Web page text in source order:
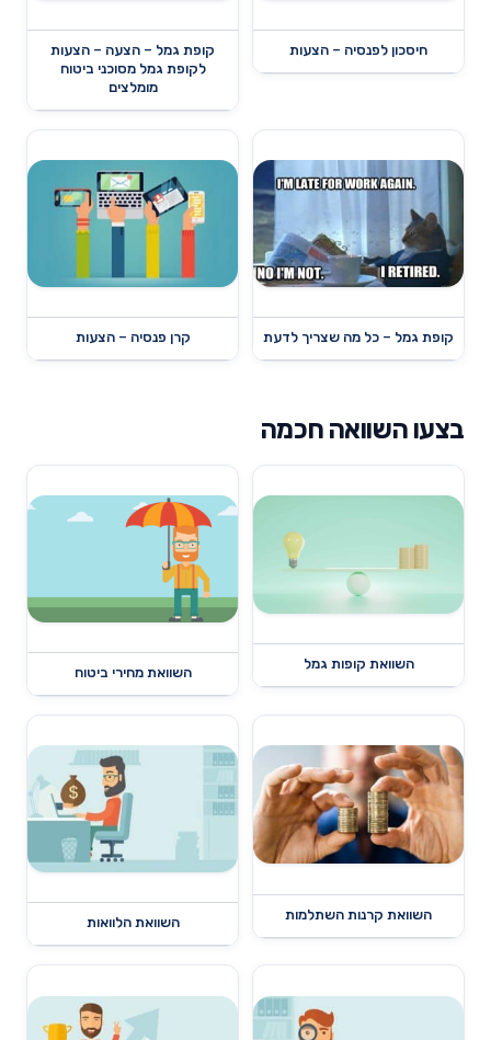
חיסכון לפנסיה – הצעות
קופת גמל – הצעה – הצעות
לקופת גמל מסוכני ביטוח
מומלצים
קופת גמל – כל מה שצריך לדעת קרן פנסיה – הצעות
בצעו השוואה חכמה
השוואת קופות גמל
השוואת מחירי ביטוח
השוואת קרנות השתלמות
השוואת הלוואות